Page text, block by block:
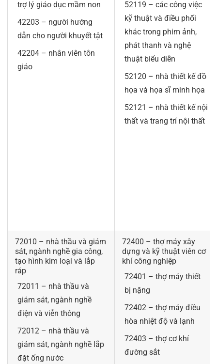
trợ lý giáo dục mầm non
42203 – người hướng
dẫn cho người khuyết tật
42204 – nhân viên tôn
giáo
52119 – các công việc
kỹ thuật và điều phối
khác trong phim ảnh,
phát thanh và nghệ
thuật biểu diễn
52120 – nhà thiết kế đồ
họa và họa sĩ minh họa
52121 – nhà thiết kế nội
thất và trang trí nội thất
72010 – nhà thầu và giám
sát, ngành nghề gia công,
tạo hình kim loại và lắp
ráp
72011 – nhà thầu và
giám sát, ngành nghề
điện và viễn thông
72012 – nhà thầu và
giám sát, ngành nghề lắp
đặt ống nước
72400 – thợ máy xây
dựng và kỹ thuật viên cơ
khí công nghiệp
72401 – thợ máy thiết
bị nặng
72402 – thợ máy điều
hòa nhiệt độ và lạnh
72403 – thợ cơ khí
đường sắt